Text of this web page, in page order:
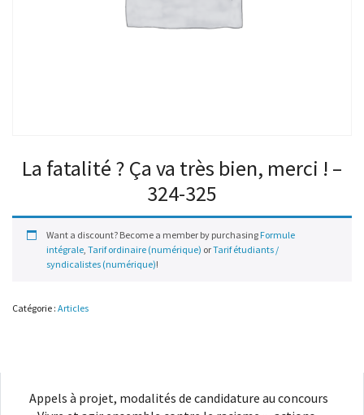
La fatalité ? Ça va très bien, merci ! –
324-325
Want a discount? Become a member by purchasing Formule
intégrale, Tarif ordinaire (numérique) orTarif étudiants /
syndicalistes (numérique)!
Catégorie : Articles
Appels à projet, modalités de candidature au concours